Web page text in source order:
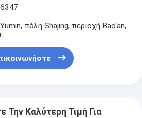
πόλη Shajing, περιοχή Bao'an,
Την Καλύτερη Τιμή Για